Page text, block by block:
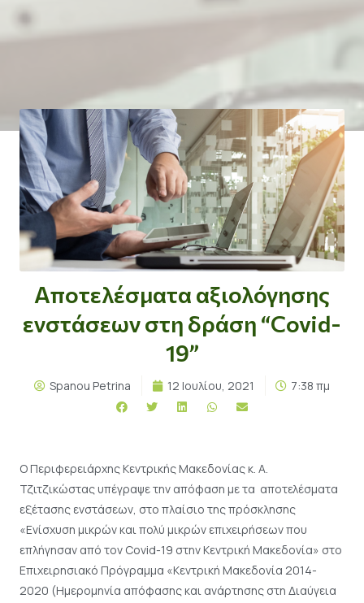
Αποτελέσματα αξιολόγησης
ενστάσεων στη δράση “Covid-
19”
Spanou Petrina 12 Ιουλίου, 2021 7:38 πμ
Ο Περιφερειάρχης Κεντρικής Μακεδονίας κ. Α.
Τζιτζικώστας υπέγραψε την απόφαση με τα αποτελέσματα
εξέτασης ενστάσεων, στο πλαίσιο της πρόσκλησης
«Ενίσχυση μικρών και πολύ μικρών επιχειρήσεων που
επλήγησαν από τον Covid-19 στην Κεντρική Μακεδονία» στο
Επιχειρησιακό Πρόγραμμα «Κεντρική Μακεδονία 2014-
2020 (Ημερομηνία απόφασης και ανάρτησης στη Διαύγεια